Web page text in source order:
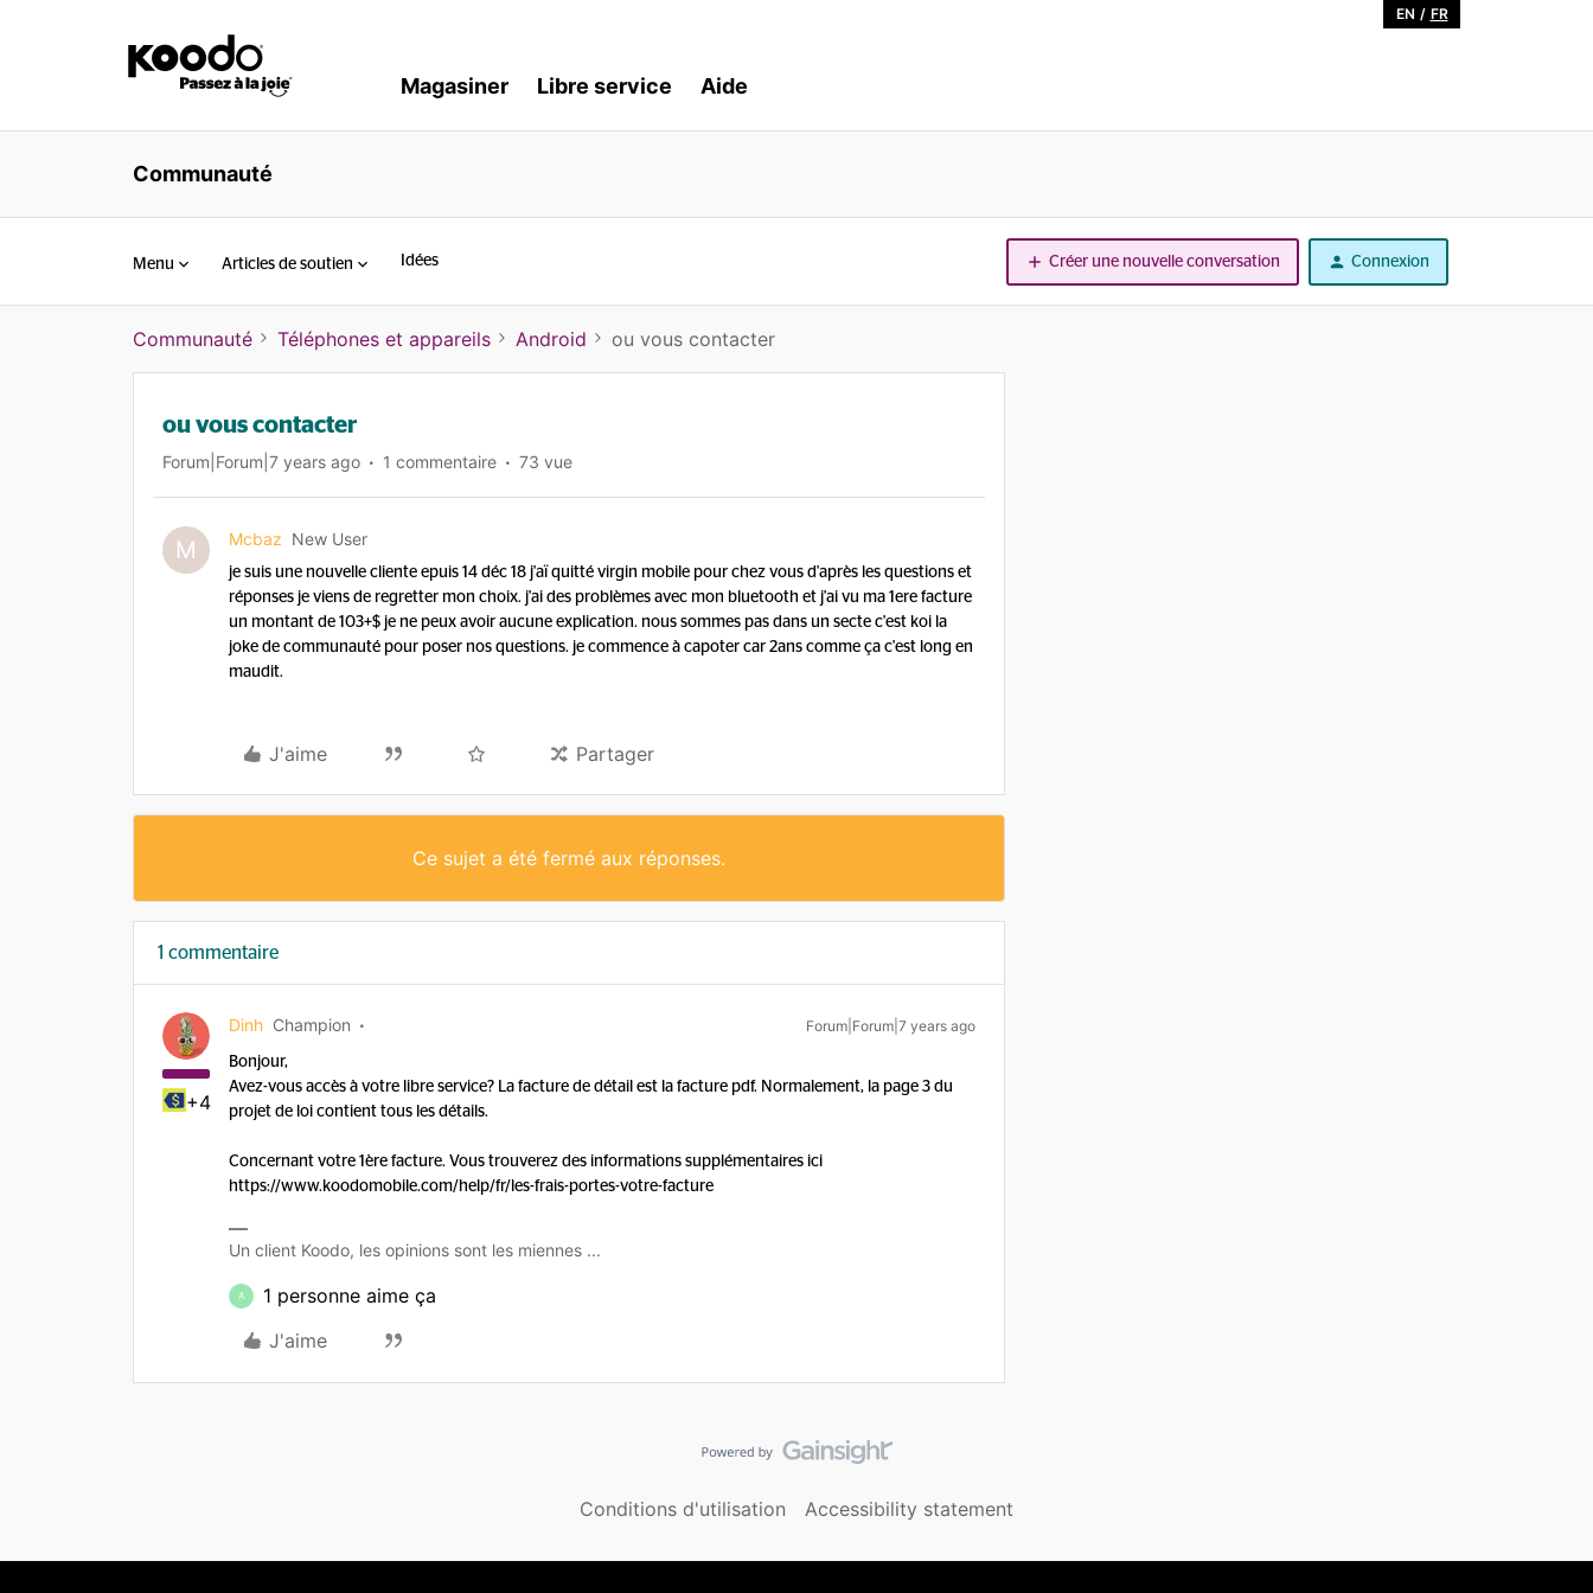
EN / FR
Magasiner Libre service Aide
Communauté
Menu Articles de soutien Idées Créer une nouvelle conversation Connexion
Communauté Téléphones et appareils Android ou vous contacter
ou vous contacter
Forum|Forum|7 years ago 1 commentaire 73 vue
M Mcbaz New User
je suis une nouvelle cliente epuis 14 déc 18 j'aï quitté virgin mobile pour chez vous d'après les questions et
réponses je viens de regretter mon choix. j'ai des problèmes avec mon bluetooth et j'ai vu ma 1ere facture
un montant de 103+$ je ne peux avoir aucune explication. nous sommes pas dans un secte c'est koi la
joke de communauté pour poser nos questions. je commence à capoter car 2ans comme ça c'est long en
maudit.
J'aime Partager
Ce sujet a été fermé aux réponses.
1 commentaire
+4
Dinh Champion Forum|Forum|7 years ago
Bonjour,
Avez-vous accès à votre libre service? La facture de détail est la facture pdf. Normalement, la page 3 du
projet de loi contient tous les détails.
Concernant votre 1ère facture. Vous trouverez des informations supplémentaires ici
https://www.koodomobile.com/help/fr/les-frais-portes-votre-facture
Un client Koodo, les opinions sont les miennes ...
A
1 personne aime ça
J'aime
Conditions d'utilisation Accessibility statement